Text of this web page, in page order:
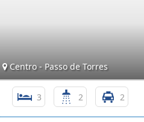
Centro - Passo de Torres
3 2 2